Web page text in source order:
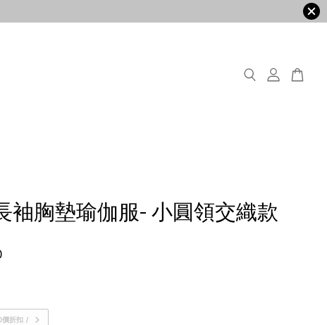
袖胸墊瑜伽服- 小圓領交織款
價折扣 /